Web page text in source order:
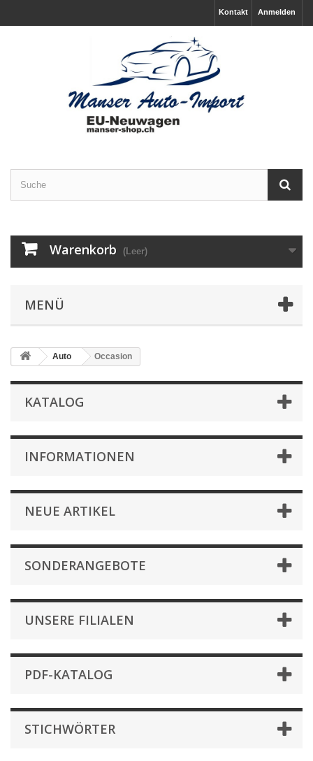
Anmelden
Kontakt
Warenkorb (Leer)
MENÜ
Auto Occasion
KATALOG
INFORMATIONEN
NEUE ARTIKEL
SONDERANGEBOTE
UNSERE FILIALEN
PDF-KATALOG
STICHWÖRTER